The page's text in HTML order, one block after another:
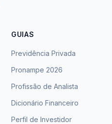
GUIAS
Previdência Privada
Pronampe 2026
Profissão de Analista
Dicionário Financeiro
Perfil de Investidor